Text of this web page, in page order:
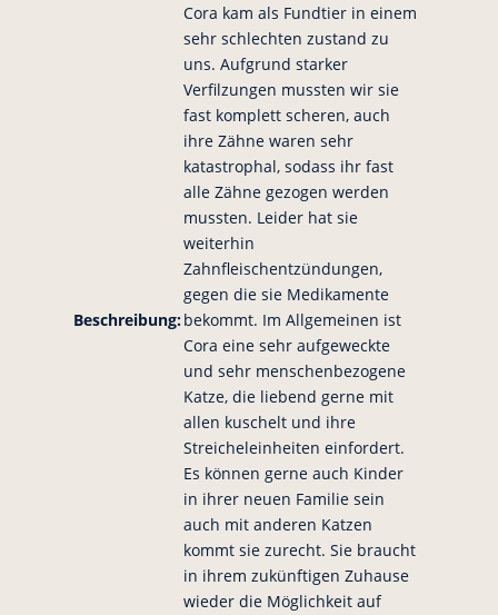
Beschreibung:
Cora kam als Fundtier in einem
sehr schlechten zustand zu
uns. Aufgrund starker
Verfilzungen mussten wir sie
fast komplett scheren, auch
ihre Zähne waren sehr
katastrophal, sodass ihr fast
alle Zähne gezogen werden
mussten. Leider hat sie
weiterhin
Zahnfleischentzündungen,
gegen die sie Medikamente
bekommt. Im Allgemeinen ist
Cora eine sehr aufgeweckte
und sehr menschenbezogene
Katze, die liebend gerne mit
allen kuschelt und ihre
Streicheleinheiten einfordert.
Es können gerne auch Kinder
in ihrer neuen Familie sein
auch mit anderen Katzen
kommt sie zurecht. Sie braucht
in ihrem zukünftigen Zuhause
wieder die Möglichkeit auf